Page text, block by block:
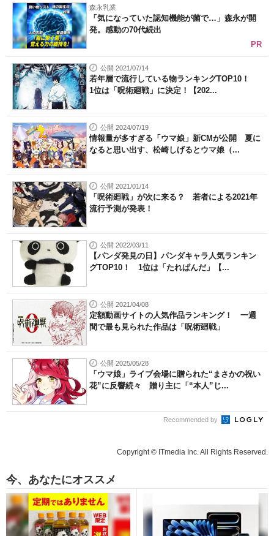
森永乳業
「気になっていた認知機能が菌で…」森永が開
発。感動の70代続出
PR
公開 2021/07/14
若年層で流行している物ランキングTOP10！
1位は「呪術廻戦」に決定！【202...
公開 2024/07/19
情報量が多すぎる「ウマ娘」新CMが公開 夏に
なると思い出す、松崎しげるとウマ娘（...
公開 2021/01/14
「呪術廻戦」が次に来る？ 若者による2021年
流行予測が発表！
公開 2022/03/11
【パンダ発見の日】パンダキャラ人気ランキン
グTOP10！ 1位は「たれぱんだ」【...
公開 2021/04/08
定額動画サイトの人気作品ランキング！ 一週
間で最も見られた作品は「呪術廻戦」
公開 2025/05/28
「ウマ娘」ライブ会場に贈られた“まさかの祝い
花”に反響続々 贈り主に「“本人”じ...
Recommended by
Copyright © ITmedia Inc. All Rights Reserved.
今、あなたにオススメ